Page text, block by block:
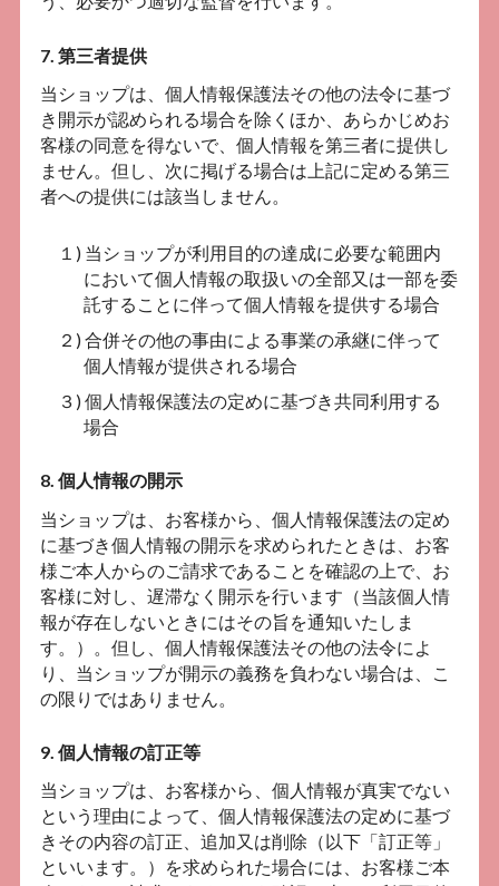
7. 第三者提供
当ショップは、個人情報保護法その他の法令に基づ
き開示が認められる場合を除くほか、あらかじめお
客様の同意を得ないで、個人情報を第三者に提供し
ません。但し、次に掲げる場合は上記に定める第三
者への提供には該当しません。
１) 当ショップが利用目的の達成に必要な範囲内
において個人情報の取扱いの全部又は一部を委
託することに伴って個人情報を提供する場合
２) 合併その他の事由による事業の承継に伴って
個人情報が提供される場合
３) 個人情報保護法の定めに基づき共同利用する
場合
8. 個人情報の開示
当ショップは、お客様から、個人情報保護法の定め
に基づき個人情報の開示を求められたときは、お客
様ご本人からのご請求であることを確認の上で、お
客様に対し、遅滞なく開示を行います（当該個人情
報が存在しないときにはその旨を通知いたしま
す。）。但し、個人情報保護法その他の法令によ
り、当ショップが開示の義務を負わない場合は、こ
の限りではありません。
9. 個人情報の訂正等
当ショップは、お客様から、個人情報が真実でない
という理由によって、個人情報保護法の定めに基づ
きその内容の訂正、追加又は削除（以下「訂正等」
といいます。）を求められた場合には、お客様ご本